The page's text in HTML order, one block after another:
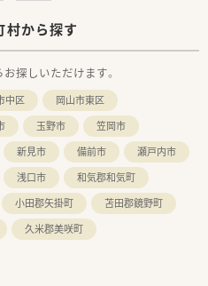
村から探す
探しいただけます。
中区
岡山市東区
玉野市
笠岡市
新見市 備前市
瀬戸内市
浅口市
和気郡和気町
小田郡矢掛町
苫田郡鏡野町
久米郡美咲町